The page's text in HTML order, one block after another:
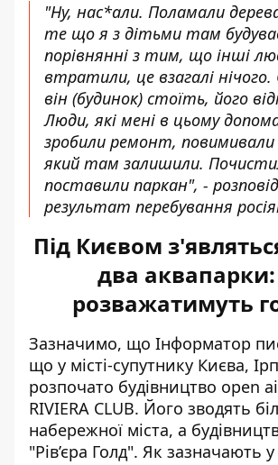
"Ну, нас*али. Поламали
те що я з дітьми там
порівнянні з тим, що інші
втратили, це взагалі нічого.
він (будинок) стоїть, його
Люди, які мені в цьому
зробили ремонт, повимивали
який там залишили.
поставили паркан", -
результат перебування
Під Києвом
два
розважатимуть
Зазначимо, що Інформатор
що у місті-супутнику Києва,
розпочато будівництво open
RIVIERA CLUB. Його зводять
набережної міста, а
"Рів’єра Голд". Як зазначають